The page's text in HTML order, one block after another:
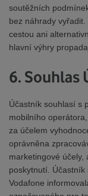
soutěžních
bez náhrady
cestou ani
hlavní výhry
6. Souhlas
Účastník souhlasí s
mobilního
za účelem
oprávněna
marketingové účely,
poskytnutí.
Vodafone